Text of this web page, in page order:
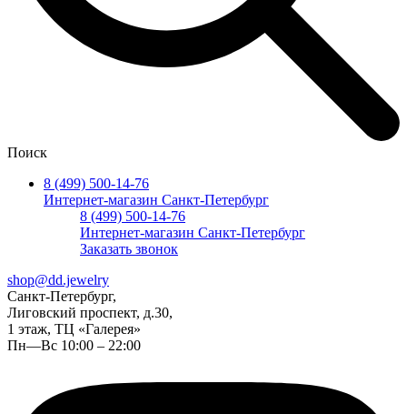
Поиск
8 (499) 500-14-76
Интернет-магазин Санкт-Петербург
8 (499) 500-14-76
Интернет-магазин Санкт-Петербург
Заказать звонок
shop@dd.jewelry
Санкт-Петербург,
Лиговский проспект, д.30,
1 этаж, ТЦ «Галерея»
Пн—Вс 10:00 – 22:00